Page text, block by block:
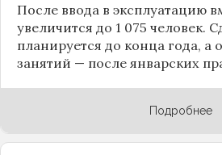
После ввода в эксплуатацию
увеличится до 1 075 человек.
планируется до конца года, а
занятий — после январских
Подробнее